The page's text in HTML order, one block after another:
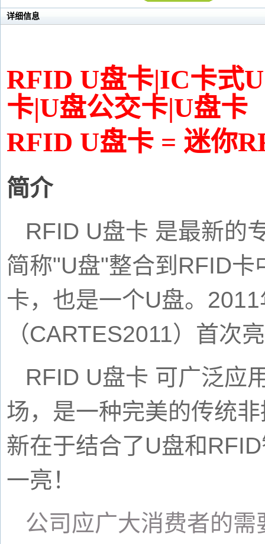
详细信息
RFID U盘卡|IC卡式U
卡|U盘公交卡|U盘卡
RFID U盘卡 = 迷你
简介
RFID U盘卡 是最新的
简称"U盘"整合到 RFID卡
卡，也是一个U盘。 2011
（CARTES2011）首次
RFID U盘卡 可广泛应
场，是一种完美的传统
新在于结合了U盘和 RFID
一亮！
公司应广大消费者的